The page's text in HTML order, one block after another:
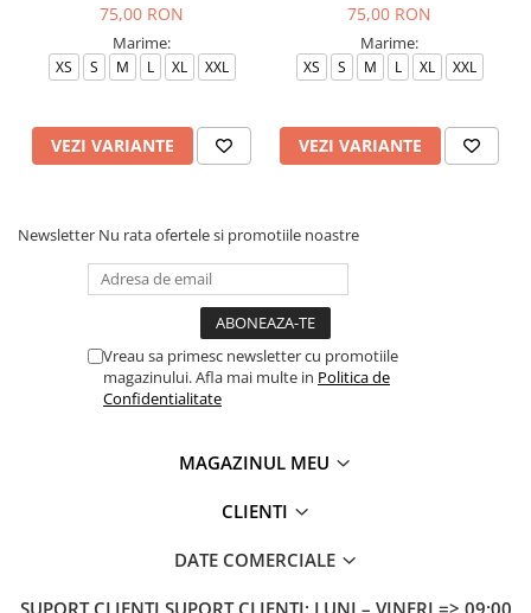
75,00 RON
Marime:
XS S M L XL XXL
VEZI VARIANTE
75,00 RON
Marime:
XS S M L XL XXL
VEZI VARIANTE
Newsletter Nu rata ofertele si promotiile noastre
Vreau sa primesc newsletter cu promotiile
magazinului. Afla mai multe in Politica de
Confidentialitate
MAGAZINUL MEU
CLIENTI
DATE COMERCIALE
SUPORT CLIENTI SUPORT CLIENTI: LUNI – VINERI => 09:00